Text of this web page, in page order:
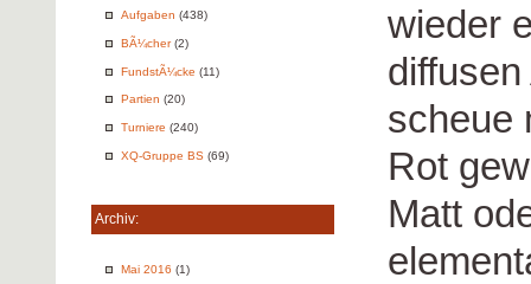
Aufgaben (438)
BÃ¼cher(2)
FundstÃ¼cke (11)
Partien (20)
Turniere (240)
XQ-Gruppe BS (69)
Archiv:
Mai 2016 (1)
wieder
diffusen
scheue
Rot
Matt